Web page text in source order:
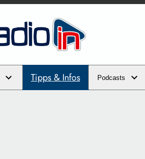
Tipps & Infos Podcasts